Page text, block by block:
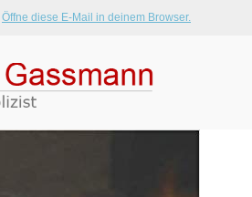
Öffne diese E-Mail in deinem Browser.